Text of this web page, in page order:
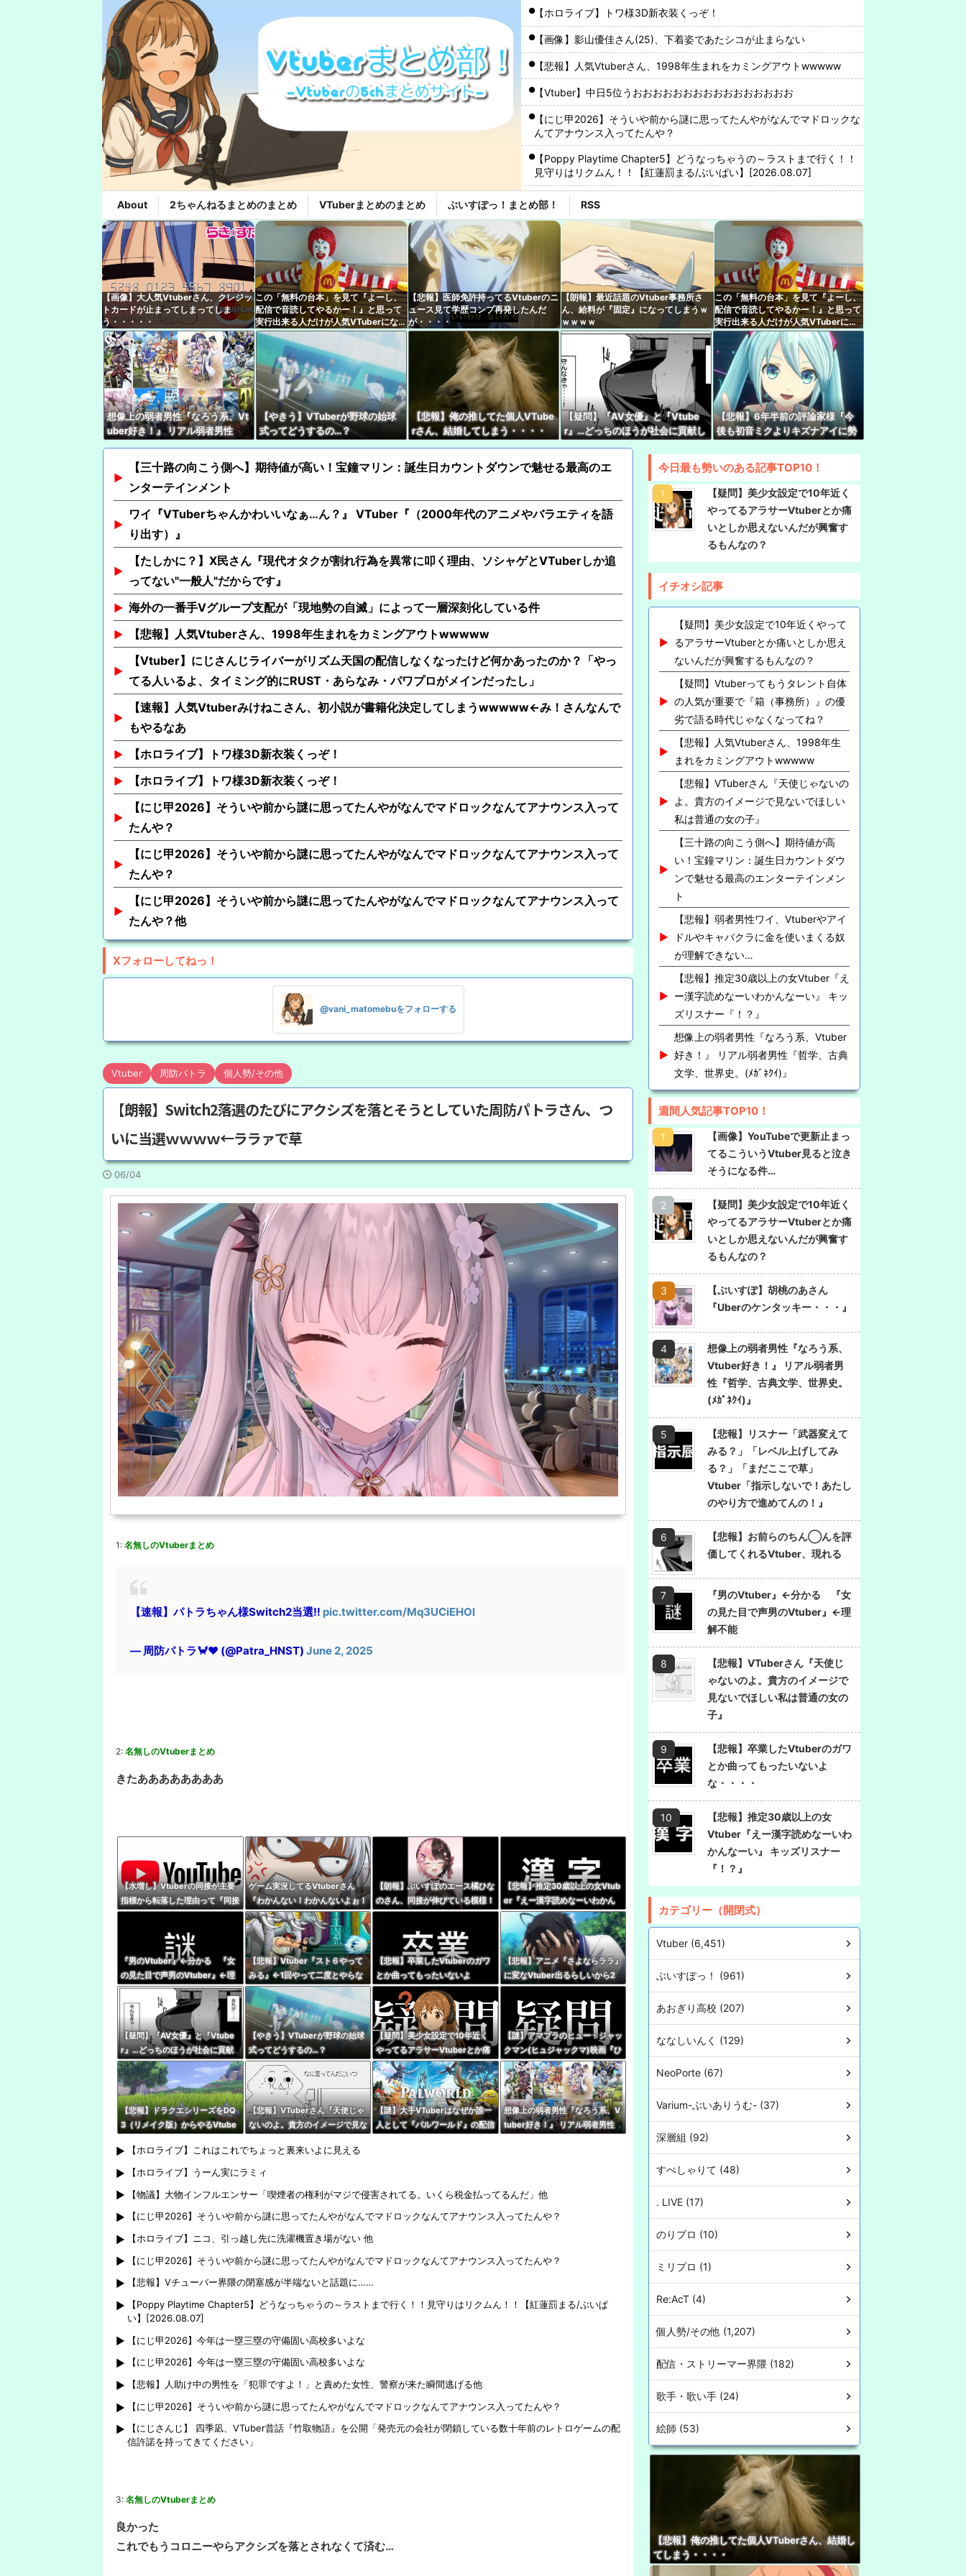
【ホロライブ】トワ様3D新衣装くっぞ！
【画像】影山優佳さん(25)、下着姿であたシコが止まらない
【悲報】人気Vtuberさん、1998年生まれをカミングアウトwwwww
【Vtuber】中日5位うおおおおおおおおおおおおおおおお
【にじ甲2026】そういや前から謎に思ってたんやがなんでマドロックな
んてアナウンス入ってたんや？
【Poppy Playtime Chapter5】どうなっちゃうの～ラストまで行く！！
見守りはリクムん！！【紅蓮罰まる/ぶいぱい】[2026.08.07]
海外の一番手Vグループ支配が「現地勢の自滅」によって一層深刻化して
いる件
「住信SBI」が「ドコモの銀行」に変わってうんざりしてるやつｗｗｗｗ
【Vtuber】にじさんじライバーがリズム天国の配信しなくなったけど何
かあったのか？「やってる人いるよ、タイミング的にRUST・あらなみ・
パワプロがメインだったし」
【画像】32歳美人さん、漫画グッズの注文キャンセルを43億円分繰り返
しまくり逮捕
【ホロライブ】トワ様3D新衣装くっぞ！
【ぶいすぽ】謹慎期間中について小森めとさん『会うこともないし話す
こともない』
【にじさんじ】本日20時から、ののはとあゆゆでコラボ！
【ホロライブ】 うーん実にラミィ
【VTuber】Google Play「選抜！推しナイン発表会」出演者発表！『に
じだけと思ってたけど座長と除夜のケツおるやんけ』
About 2ちゃんねるまとめのまとめ VTuberまとめのまとめ ぶいすぽっ！まとめ部！ RSS
【画像】大人気Vtuberさん、クレジッ
トカードが止まってしまってしま
う・・・・・
この「無料の台本」を見て『よーし、
配信で音読してやるかー！』と思って
実行出来る人だけが人気VTuberになれ
ます
【悲報】医師免許持ってるVtuberのニ
ュース見て学歴コンプ再発したんだ
が・・・・
【朗報】最近話題のVtuber事務所さ
ん、給料が『固定』になってしまうｗ
ｗｗｗｗ
この「無料の台本」を見て『よーし、
配信で音読してやるかー！』と思って
実行出来る人だけが人気VTuberにな
れます
想像上の弱者男性『なろう系、Vt
uber好き！』 リアル弱者男性
【やきう】VTuberが野球の始球
式ってどうするの…？
【悲報】俺の推してた個人VTube
rさん、結婚してしまう・・・・
【疑問】『AV女優』と『Vtube
r』…どっちのほうが社会に貢献し
【悲報】6年半前の評論家様『今
後も初音ミクよりキズナアイに勢
【三十路の向こう側へ】期待値が高い！宝鐘マリン：誕生日カウントダウンで魅せる最高のエ
ンターテインメント
ワイ『VTuberちゃんかわいいなぁ…ん？』 VTuber『（2000年代のアニメやバラエティを語
り出す）』
【たしかに？】X民さん『現代オタクが割れ行為を異常に叩く理由、ソシャゲとVTuberしか追
ってない"一般人"だからです』
海外の一番手Vグループ支配が「現地勢の自滅」によって一層深刻化している件
【悲報】人気Vtuberさん、1998年生まれをカミングアウトwwwww
【Vtuber】にじさんじライバーがリズム天国の配信しなくなったけど何かあったのか？「やっ
てる人いるよ、タイミング的にRUST・あらなみ・パワプロがメインだったし」
【速報】人気Vtuberみけねこさん、初小説が書籍化決定してしまうwwwww←み！さんなんで
もやるなあ
【ホロライブ】トワ様3D新衣装くっぞ！
【ホロライブ】トワ様3D新衣装くっぞ！
【にじ甲2026】そういや前から謎に思ってたんやがなんでマドロックなんてアナウンス入って
たんや？
【にじ甲2026】そういや前から謎に思ってたんやがなんでマドロックなんてアナウンス入って
たんや？
【にじ甲2026】そういや前から謎に思ってたんやがなんでマドロックなんてアナウンス入って
たんや？他
Xフォローしてねっ！
@vani_matomebuをフォローする
Vtuber 周防パトラ 個人勢/その他
【朗報】Switch2落選のたびにアクシズを落とそうとしていた周防パトラさん、つ
いに当選ｗｗｗｗ←ララァで草
06/04
1: 名無しのVtuberまとめ
【速報】パトラちゃん様Switch2当選‼ pic.twitter.com/Mq3UCiEHOl
— 周防パトラ🦀❤️ (@Patra_HNST) June 2, 2025
2: 名無しのVtuberまとめ
きたああああああああ
【水増し】Vtuberの同接が主要
指標から転落した理由って『同接
に対して高評価数が少ない配信が
ゲーム実況してるVtuberさん
『わかんない！わかんないよぉ！
ｗ』 親切ボク『あっそれはです
ね！』 Ｖさん『ネタバレやめて
ね！』
【朗報】ぶいすぽのエース橘ひな
のさん、同接が伸びている模様！
←無敵だなぶいすぽ
【悲報】推定30歳以上の女Vtub
er『えー漢字読めなーいわかん
なーい』 キッズリスナー
『！？』
『男のVtuber』←分かる 『女
の見た目で声男のVtuber』←理
解不能
【悲報】Vtuber『スト６やって
みる』←1回やって二度とやらな
いパターン多すぎだろｗｗｗｗ
【悲報】卒業したVtuberのガワ
とか曲ってもったいないよ
な・・・・
【悲報】アニメ『さよならララ』
に変なVtuber出るらしいから2
話見れないんだけど…
【疑問】『AV女優』と『Vtube
r』…どっちのほうが社会に貢献
している？
【やきう】VTuberが野球の始球
式ってどうするの…？
【疑問】美少女設定で10年近く
やってるアラサーVtuberとか痛
いとしか思えないんだが興奮する
もんなの？
【謎】アマプラのヒュー・ジャッ
クマン(ヒュジャックマ)映画『ひ
つじ探偵団』、VTuberの同時視
聴が滅茶苦茶多い…いったいなぜ
【悲報】ドラクエシリーズをDQ
3（リメイク版）からやるVtube
【悲報】VTuberさん『天使じゃ
ないのよ。貴方のイメージで見な
【謎】大手VTuberはなぜか誰一
人として『パルワールド』の配信
想像上の弱者男性『なろう系、V
tuber好き！』 リアル弱者男性
【ホロライブ】これはこれでちょっと裏来いよに見える
【ホロライブ】うーん実にラミィ
【物議】大物インフルエンサー「喫煙者の権利がマジで侵害されてる。いくら税金払ってるんだ」他
【にじ甲2026】そういや前から謎に思ってたんやがなんでマドロックなんてアナウンス入ってたんや？
【ホロライブ】ニコ、引っ越し先に洗濯機置き場がない 他
【にじ甲2026】そういや前から謎に思ってたんやがなんでマドロックなんてアナウンス入ってたんや？
【悲報】Vチューバー界隈の閉塞感が半端ないと話題に……
【Poppy Playtime Chapter5】どうなっちゃうの～ラストまで行く！！見守りはリクムん！！【紅蓮罰まる/ぶいぱ
い】[2026.08.07]
【にじ甲2026】今年は一塁三塁の守備固い高校多いよな
【にじ甲2026】今年は一塁三塁の守備固い高校多いよな
【悲報】人助け中の男性を「犯罪ですよ！」と責めた女性、警察が来た瞬間逃げる他
【にじ甲2026】そういや前から謎に思ってたんやがなんでマドロックなんてアナウンス入ってたんや？
【にじさんじ】 四季凪、VTuber昔話『竹取物語』を公開「発売元の会社が閉鎖している数十年前のレトロゲームの配
信許諾を持ってきてください」
3: 名無しのVtuberまとめ
良かった
これでもうコロニーやらアクシズを落とされなくて済む…
今日最も勢いのある記事TOP10！
【疑問】美少女設定で10年近く
やってるアラサーVtuberとか痛
いとしか思えないんだが興奮す
るもんなの？
イチオシ記事
【疑問】美少女設定で10年近くやって
るアラサーVtuberとか痛いとしか思え
ないんだが興奮するもんなの？
【疑問】Vtuberってもうタレント自体
の人気が重要で『箱（事務所）』の優
劣で語る時代じゃなくなってね？
【悲報】人気Vtuberさん、1998年生
まれをカミングアウトwwwww
【悲報】VTuberさん『天使じゃないの
よ。貴方のイメージで見ないでほしい
私は普通の女の子』
【三十路の向こう側へ】期待値が高
い！宝鐘マリン：誕生日カウントダウ
ンで魅せる最高のエンターテインメン
ト
【悲報】弱者男性ワイ、Vtuberやアイ
ドルやキャバクラに金を使いまくる奴
が理解できない…
【悲報】推定30歳以上の女Vtuber『え
ー漢字読めなーいわかんなーい』 キッ
ズリスナー『！？』
想像上の弱者男性『なろう系、Vtuber
好き！』 リアル弱者男性『哲学、古典
文学、世界史。(ﾒｶﾞﾈｸｲ)』
週間人気記事TOP10！
【画像】YouTubeで更新止まっ
てるこういうVtuber見ると泣き
そうになる件…
【疑問】美少女設定で10年近く
やってるアラサーVtuberとか痛
いとしか思えないんだが興奮す
るもんなの？
【ぶいすぽ】胡桃のあさん
『Uberのケンタッキー・・・』
想像上の弱者男性『なろう系、
Vtuber好き！』 リアル弱者男
性『哲学、古典文学、世界史。
(ﾒｶﾞﾈｸｲ)』
【悲報】リスナー「武器変えて
みる？」「レベル上げしてみ
る？」「まだここで草」
Vtuber「指示しないで！あたし
のやり方で進めてんの！』
【悲報】お前らのちん◯んを評
価してくれるVtuber、現れる
『男のVtuber』←分かる 『女
の見た目で声男のVtuber』←理
解不能
【悲報】VTuberさん『天使じ
ゃないのよ。貴方のイメージで
見ないでほしい私は普通の女の
子』
【悲報】卒業したVtuberのガワ
とか曲ってもったいないよ
な・・・・
【悲報】推定30歳以上の女
Vtuber『えー漢字読めなーいわ
かんなーい』 キッズリスナー
『！？』
カテゴリー（開閉式）
Vtuber (6,451)
ぶいすぽっ！ (961)
あおぎり高校 (207)
ななしいんく (129)
NeoPorte (67)
Varium-ぶいありうむ- (37)
深層組 (92)
すぺしゃりて (48)
. LIVE (17)
のりプロ (10)
ミリプロ (1)
Re:AcT (4)
個人勢/その他 (1,207)
配信・ストリーマー界隈 (182)
歌手・歌い手 (24)
絵師 (53)
【悲報】俺の推してた個人VTuberさん、結婚し
てしまう・・・・